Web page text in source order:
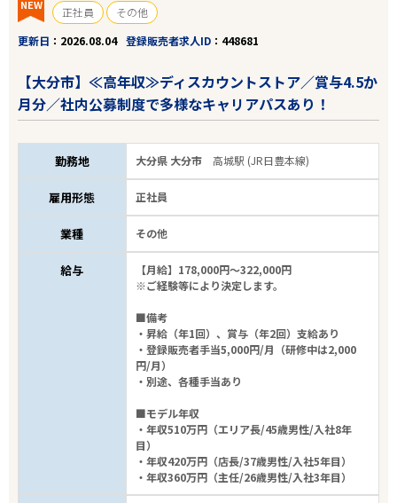
エリアで探す
大分
雇用形態
こだわり条件
25件から検索する
NEW 正社員
その他
更新日
2026.08.04 登録販売者求人ID 448681
【大分市】≪高年収≫ディスカウントストア／賞与4.5か
月分／社内公募制度で多様なキャリアパスあり！
勤務地 大分県 大分市高城駅 (JR日豊本線)
雇用形態 正社員
業種 その他
給与
【月給】178,000円～322,000円
※ご経験等により決定します。
■備考
・昇給（年1回）、賞与（年2回）支給あり
・登録販売者手当5,000円/月（研修中は2,000
円/月）
・別途、各種手当あり
■モデル年収
・年収510万円（エリア長/45歳男性/入社8年
目）
・年収420万円（店長/37歳男性/入社5年目）
・年収360万円（主任/26歳男性/入社3年目）